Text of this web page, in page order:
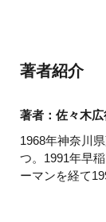
「経営者として
「ブランドづく
「人づくり・
経営者必読の
エステプロ・
優に100億円
著者紹介
著者：佐々木広
1968年神奈川
つ。1991年早
ーマンを経て
したマーケテ